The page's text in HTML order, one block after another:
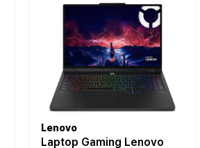
Lenovo
Laptop Gaming Lenovo